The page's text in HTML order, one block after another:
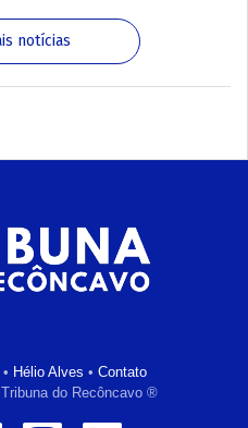
notícias
• Hélio Alves • Contato
do Recôncavo ®